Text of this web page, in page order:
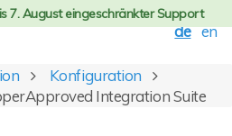
de en
Konfiguration
Integration Suite
7. August eingeschränkter Support